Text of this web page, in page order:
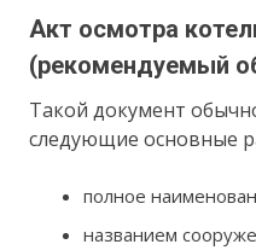
Акт осмотра
(рекомендуемый
Такой документ
следующие основные
полное
названием